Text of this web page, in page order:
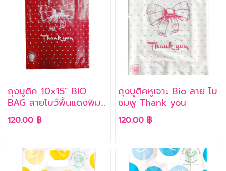
ถุงบูติค 10x15" BIO
BAG ลายโบว์พื้นแดงพิมพ์
เงิน
120.00 ฿
ถุงบูติคหูเจาะ Bio ลาย โบ
ชมพู Thank you
120.00 ฿